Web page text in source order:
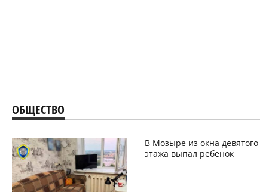
ОБЩЕСТВО
В Мозыре из окна девятого
этажа выпал ребенок